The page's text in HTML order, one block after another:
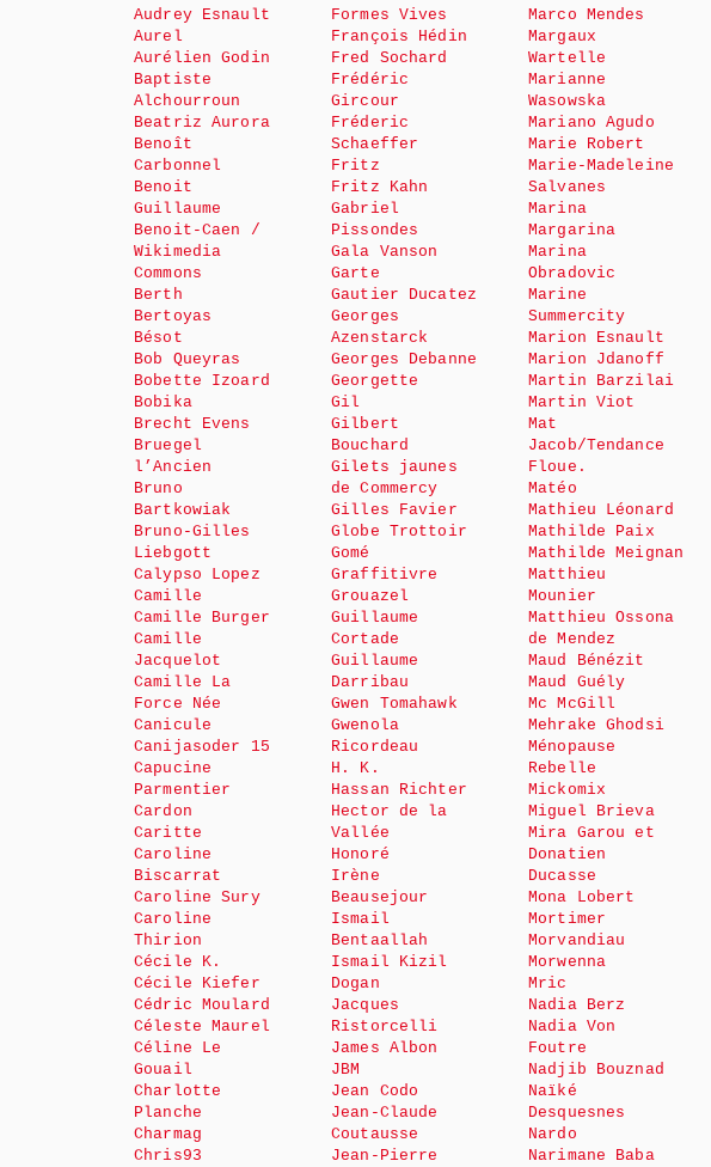
Audrey Esnault
Aurel
Aurélien Godin
Baptiste
Alchourroun
Beatriz Aurora
Benoît
Carbonnel
Benoit
Guillaume
Benoit-Caen /
Wikimedia
Commons
Berth
Bertoyas
Bésot
Bob Queyras
Bobette Izoard
Bobika
Brecht Evens
Bruegel
l’Ancien
Bruno
Bartkowiak
Bruno-Gilles
Liebgott
Calypso Lopez
Camille
Camille Burger
Camille
Jacquelot
Camille La
Force Née
Canicule
Canijasoder 15
Capucine
Parmentier
Cardon
Caritte
Caroline
Biscarrat
Caroline Sury
Caroline
Thirion
Cécile K.
Cécile Kiefer
Cédric Moulard
Céleste Maurel
Céline Le
Gouail
Charlotte
Planche
Charmag
Chris93
Formes Vives
François Hédin
Fred Sochard
Frédéric
Gircour
Fréderic
Schaeffer
Fritz
Fritz Kahn
Gabriel
Pissondes
Gala Vanson
Garte
Gautier Ducatez
Georges
Azenstarck
Georges Debanne
Georgette
Gil
Gilbert
Bouchard
Gilets jaunes
de Commercy
Gilles Favier
Globe Trottoir
Gomé
Graffitivre
Grouazel
Guillaume
Cortade
Guillaume
Darribau
Gwen Tomahawk
Gwenola
Ricordeau
H. K.
Hassan Richter
Hector de la
Vallée
Honoré
Irène
Beausejour
Ismail
Bentaallah
Ismail Kizil
Dogan
Jacques
Ristorcelli
James Albon
JBM
Jean Codo
Jean-Claude
Coutausse
Jean-Pierre
Marco Mendes
Margaux
Wartelle
Marianne
Wasowska
Mariano Agudo
Marie Robert
Marie-Madeleine
Salvanes
Marina
Margarina
Marina
Obradovic
Marine
Summercity
Marion Esnault
Marion Jdanoff
Martin Barzilai
Martin Viot
Mat
Jacob/Tendance
Floue.
Matéo
Mathieu Léonard
Mathilde Paix
Mathilde Meignan
Matthieu
Mounier
Matthieu Ossona
de Mendez
Maud Bénézit
Maud Guély
Mc McGill
Mehrake Ghodsi
Ménopause
Rebelle
Mickomix
Miguel Brieva
Mira Garou et
Donatien
Ducasse
Mona Lobert
Mortimer
Morvandiau
Morwenna
Mric
Nadia Berz
Nadia Von
Foutre
Nadjib Bouznad
Naïké
Desquesnes
Nardo
Narimane Baba